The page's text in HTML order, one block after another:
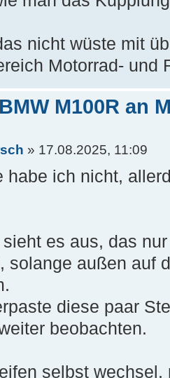
nicht wüste mit
Motorrad- und
M100R an
» 17.08.2025, 11:09
habe ich nicht,
es aus, das
solange außen auf
diese paar
beobachten.
selbst